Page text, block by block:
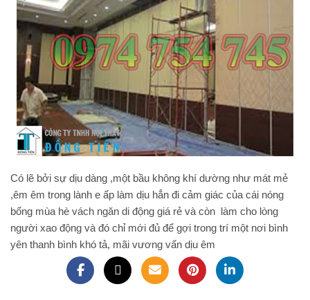
Có lẽ bởi sự dịu dàng ,một bầu không khí dường như mát mẻ
,êm êm trong lành e ấp làm dịu hẳn đi cảm giác của cái nóng
bổng mùa hè vách ngăn di động giá rẻ và còn làm cho lòng
người xao động và đó chỉ mới đủ để gợi trong trí một nơi bình
yên thanh bình khó tả, mãi vương vấn dịu êm